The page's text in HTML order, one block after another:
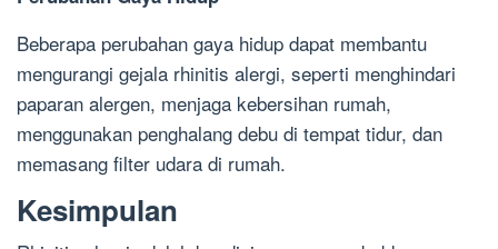
Beberapa perubahan gaya hidup dapat membantu
mengurangi gejala rhinitis alergi, seperti menghindari
paparan alergen, menjaga kebersihan rumah,
menggunakan penghalang debu di tempat tidur, dan
memasang filter udara di rumah.
Kesimpulan